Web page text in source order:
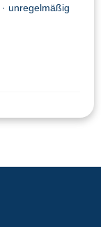
· unregelmäßig